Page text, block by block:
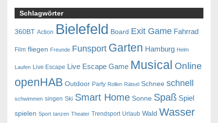
Schlagwörter
360BT Action Bielefeld Board Exit Game Fahrrad
Film fliegen Freunde Funsport Garten Hamburg Helm
Laufen Live Escape Live Escape Game Musical Online
openHAB Outdoor Party Rollen Rätsel Schnee schnell
schwimmen singen Ski Smart Home Sonne Spaß Spiel
spielen Sport tanzen Theater Trendsport Urlaub Wald Wasser